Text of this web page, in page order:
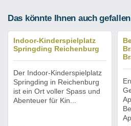
Das könnte Ihnen auch gefallen
Indoor-Kinderspielplatz
Springding Reichenburg
Der Indoor-Kinderspielplatz
Springding in Reichenburg
ist ein Ort voller Spass und
Abenteuer für Kin...